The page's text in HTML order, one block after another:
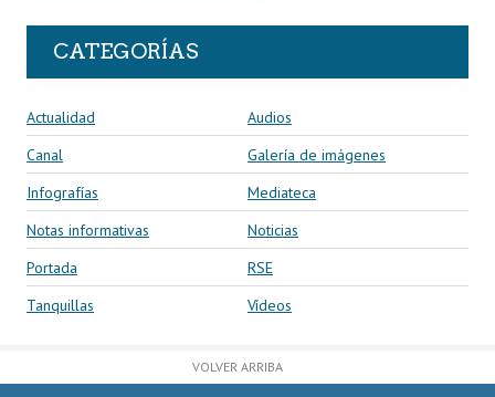
CATEGORÍAS
Actualidad
Audios
Canal
Galería de imágenes
Infografías
Mediateca
Notas informativas
Noticias
Portada
RSE
Tanquillas
Vídeos
VOLVER ARRIBA